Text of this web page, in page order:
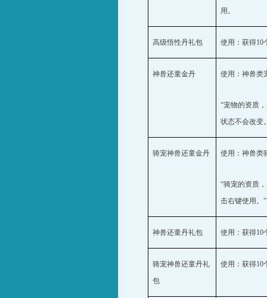
用。
高级悟性丹礼包 使用：获得10
神兽还童金丹 使用：神兽类
“宠物的资质
状态不会改变
骑宠神兽还童金丹 使用：神兽类
“骑宠的资质
击右键使用。”
神兽还童丹礼包 使用：获得10
骑宠神兽还童丹礼
包
使用：获得10